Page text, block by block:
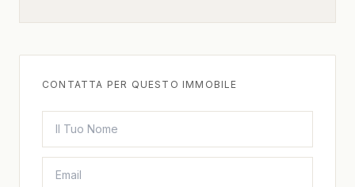
CONTATTA PER QUESTO IMMOBILE